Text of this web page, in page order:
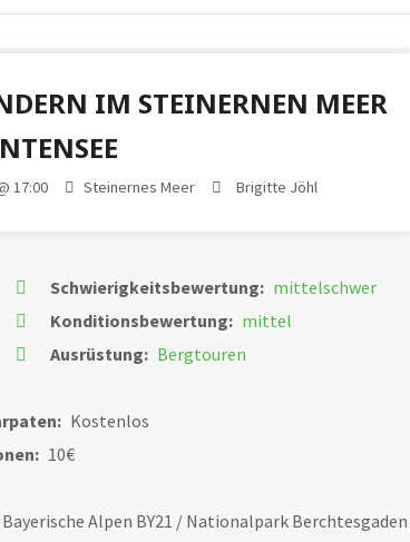
IM STEINERNEN MEER
17:00 Steinernes Meer Brigitte Jöhl
Schwierigkeitsbewertung: mittelschwer
Konditionsbewertung: mittel
Ausrüstung: Bergtouren
Kostenlos
10€
Alpen BY21 / Nationalpark Berchtesgaden